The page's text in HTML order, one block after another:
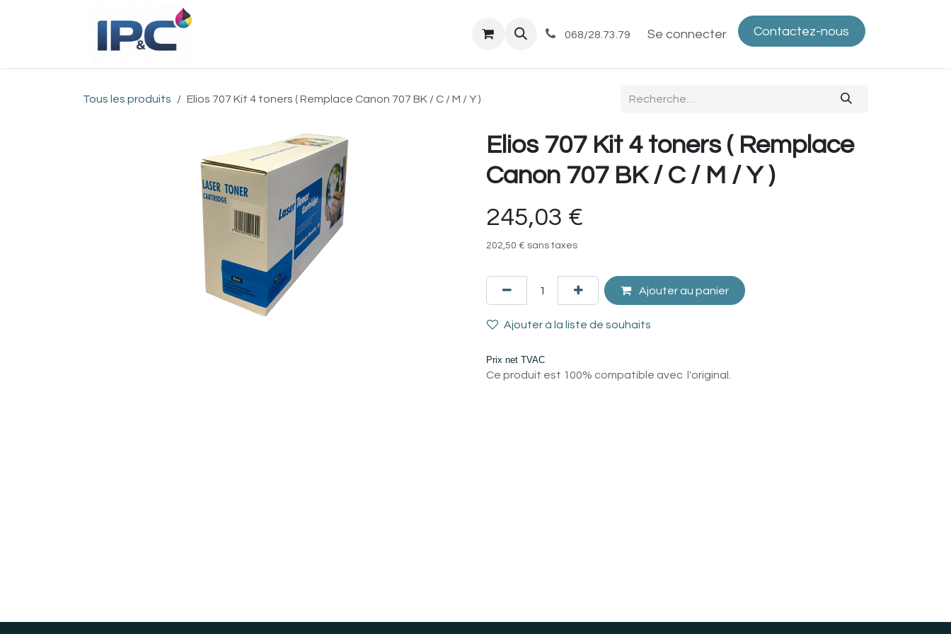
Commandes et livraisons Contactez-nous Politique de confidentialité
068/28.73.79 Se connecter Contactez-nous
Tous les produits Elios 707 Kit 4 toners ( Remplace Canon 707 BK / C / M / Y )
Elios 707 Kit 4 toners ( Remplace
Canon 707 BK / C / M / Y )
245,03 €
202,50 € sans taxes
Ajouter au panier
Ajouter à la liste de souhaits
Prix net TVAC
Ce produit est 100% compatible avec l'original.